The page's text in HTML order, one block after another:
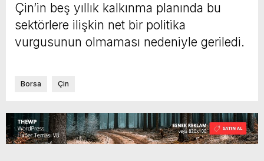
Çin’in beş yıllık kalkınma planında bu
sektörlere ilişkin net bir politika
vurgusunun olmaması nedeniyle geriledi.
Borsa Çin